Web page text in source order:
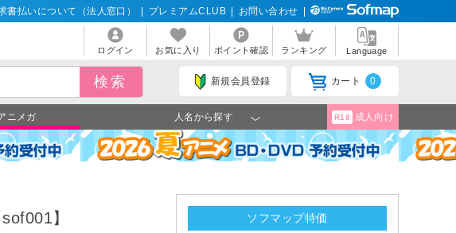
書払いについて（法人窓口） プレミアムCLUB お問い合わせ
ログイン お気に入り ポイント確認 ランキング Language
新規会員登録 カート 0
ニメガ 人名から探す R18 成人向け
】 ソフマップ特価